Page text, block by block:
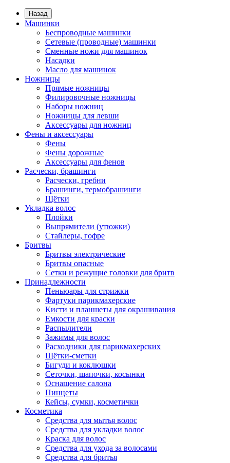
Назад
Машинки
Беспроводные машинки
Сетевые (проводные) машинки
Сменные ножи для машинок
Насадки
Масло для машинок
Ножницы
Прямые ножницы
Филировочные ножницы
Наборы ножниц
Ножницы для левши
Аксессуары для ножниц
Фены и аксессуары
Фены
Фены дорожные
Аксессуары для фенов
Расчески, брашинги
Расчески, гребни
Брашинги, термобрашинги
Щётки
Укладка волос
Плойки
Выпрямители (утюжки)
Стайлеры, гофре
Бритвы
Бритвы электрические
Бритвы опасные
Сетки и режущие головки для бритв
Принадлежности
Пеньюары для стрижки
Фартуки парикмахерские
Кисти и планшеты для окрашивания
Емкости для краски
Распылители
Зажимы для волос
Расходники для парикмахерских
Щётки-сметки
Бигуди и коклюшки
Сеточки, шапочки, косынки
Оснащение салона
Пинцеты
Кейсы, сумки, косметички
Косметика
Средства для мытья волос
Средства для укладки волос
Краска для волос
Средства для ухода за волосами
Средства для бритья